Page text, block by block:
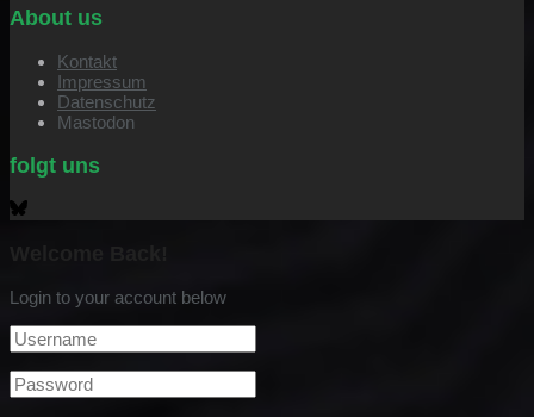
About us
Kontakt
Impressum
Datenschutz
Mastodon
folgt uns
Login to your account below